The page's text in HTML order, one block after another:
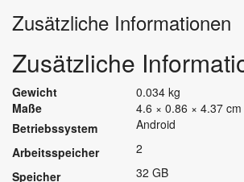
Zusätzliche Informationen
Zusätzliche
Gewicht
0.034 kg
Maße
4.6 × 0.86 × 4.37 cm
Betriebssystem
Android
Arbeitsspeicher
2
Speicher
32 GB